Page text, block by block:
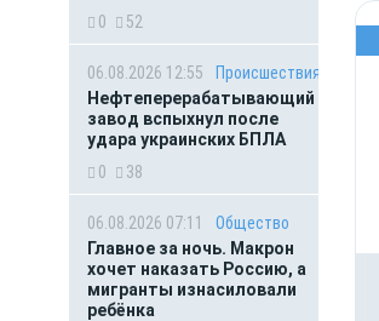
0
52
06.08.2026 12:55
Происшествия
Нефтеперерабатывающий
завод вспыхнул после
удара украинских БПЛА
0
38
06.08.2026 07:11
Общество
Главное за ночь. Макрон
хочет наказать Россию, а
мигранты изнасиловали
ребёнка